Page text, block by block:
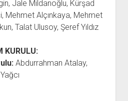
Jale Mildanoğlu, Kürşad
Mehmet Alçınkaya, Mehmet
Talat Ulusoy, Şeref Yıldız
KURULU:
Abdurrahman Atalay,